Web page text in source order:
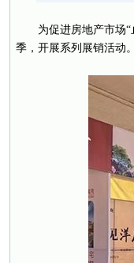
为促进房地产市场“
季，开展系列展销活动。